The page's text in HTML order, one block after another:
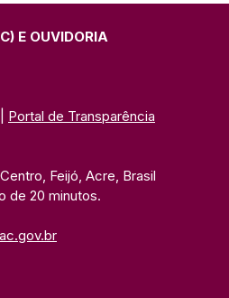
E OUVIDORIA
Portal de Transparência
Feijó, Acre, Brasil
de 20 minutos.